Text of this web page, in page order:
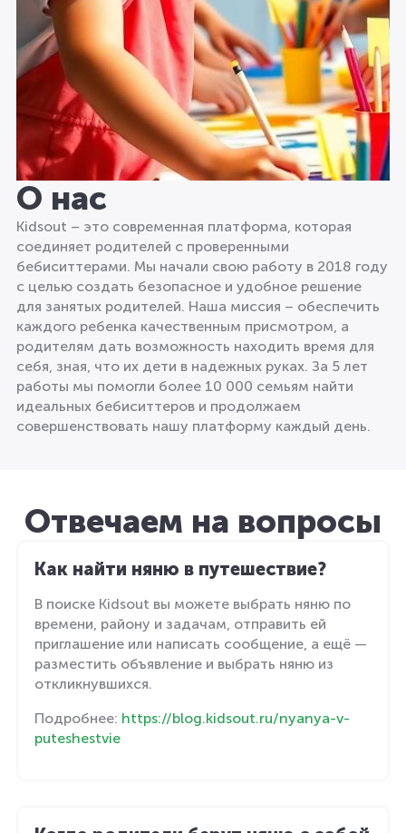
О нас
Kidsout – это современная платформа, которая
соединяет родителей с проверенными
бебиситтерами. Мы начали свою работу в 2018 году
с целью создать безопасное и удобное решение
для занятых родителей. Наша миссия – обеспечить
каждого ребенка качественным присмотром, а
родителям дать возможность находить время для
себя, зная, что их дети в надежных руках. За 5 лет
работы мы помогли более 10 000 семьям найти
идеальных бебиситтеров и продолжаем
совершенствовать нашу платформу каждый день.
Отвечаем на вопросы
Как найти няню в путешествие?
В поиске Kidsout вы можете выбрать няню по
времени, району и задачам, отправить ей
приглашение или написать сообщение, а ещё —
разместить объявление и выбрать няню из
откликнувшихся.
Подробнее: https://blog.kidsout.ru/nyanya-v-
puteshestvie